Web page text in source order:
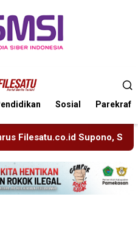
Sosial Parekraf
Menuju Tanah Suci,